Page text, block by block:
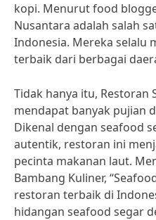
kopi. Menurut food
Nusantara adalah salah
Indonesia. Mereka selalu
terbaik dari berbagai
Tidak hanya itu, Restoran
mendapat banyak pujian
Dikenal dengan seafood
autentik, restoran ini
pecinta makanan laut.
Bambang Kuliner,
restoran terbaik di
hidangan seafood segar